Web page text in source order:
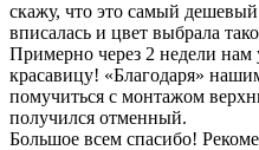
скажу, что это самый
вписалась и цвет выбрала
Примерно через 2 недели
красавицу! «Благодаря»
помучиться с монтажом
получился отменный.
Большое всем спасибо!